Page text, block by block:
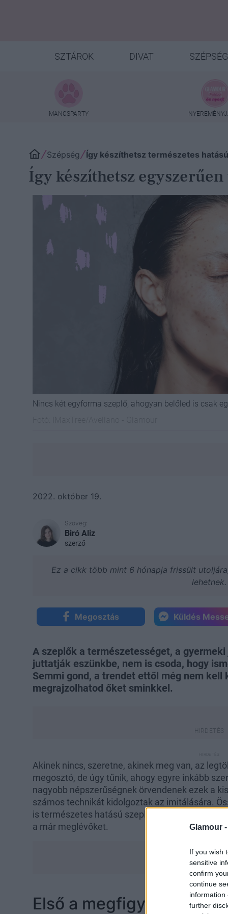
Glamour -
If you wish
sensitive
confirm
continue
information
further
SZTÁROK DIVAT SZÉPSÉG
MANCSPARTY
Szépség Így készíthetsz természetes
Így készíthetsz
Nincs két egyforma szeplő, ahogyan belőled is csak
2022. október 19.
Szöveg:
Biró Aliz
szerző
Ez a cikk több mint 6 hónapja frissült
lehetnek.
Megosztás Küldés
A szeplők a természetességet, a
juttatják eszünkbe, nem is csoda, hogy
Semmi gond, a trendet ettől még nem kell
megrajzolhatod őket sminkkel.
Akinek nincs, szeretne, akinek meg van, az
megosztó, de úgy tűnik, ahogy egyre inkább
nagyobb népszerűségnek örvendenek ezek a
számos technikát kidolgoztak az imitálására.
is természetes hatású szeplőkre vágysz vagy
a már meglévőket.
Első a megfigyelés